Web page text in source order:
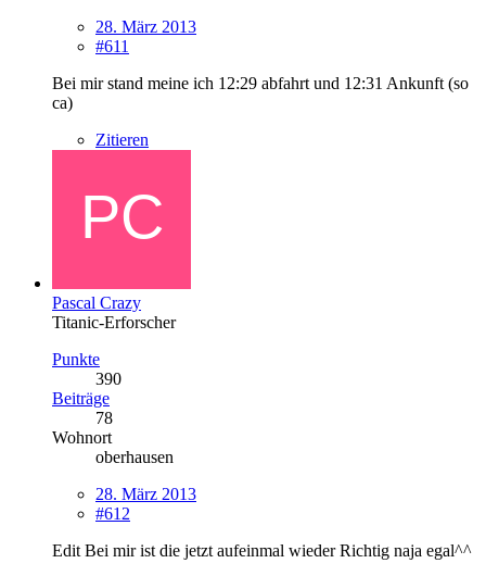
28. März 2013
#611
Bei mir stand meine ich 12:29 abfahrt und 12:31 Ankunft (so
ca)
Zitieren
Pascal Crazy
Titanic-Erforscher
Punkte
390
Beiträge
78
Wohnort
oberhausen
28. März 2013
#612
Edit Bei mir ist die jetzt aufeinmal wieder Richtig naja egal^^